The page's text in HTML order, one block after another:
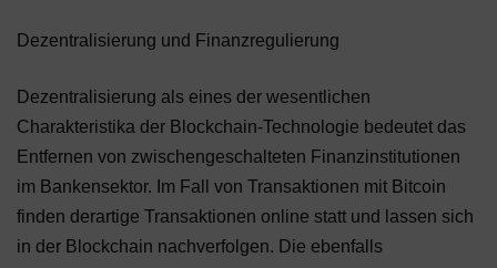
Dezentralisierung und Finanzregulierung
Dezentralisierung als eines der wesentlichen
Charakteristika der Blockchain-Technologie bedeutet das
Entfernen von zwischengeschalteten Finanzinstitutionen
im Bankensektor. Im Fall von Transaktionen mit Bitcoin
finden derartige Transaktionen online statt und lassen sich
in der Blockchain nachverfolgen. Die ebenfalls